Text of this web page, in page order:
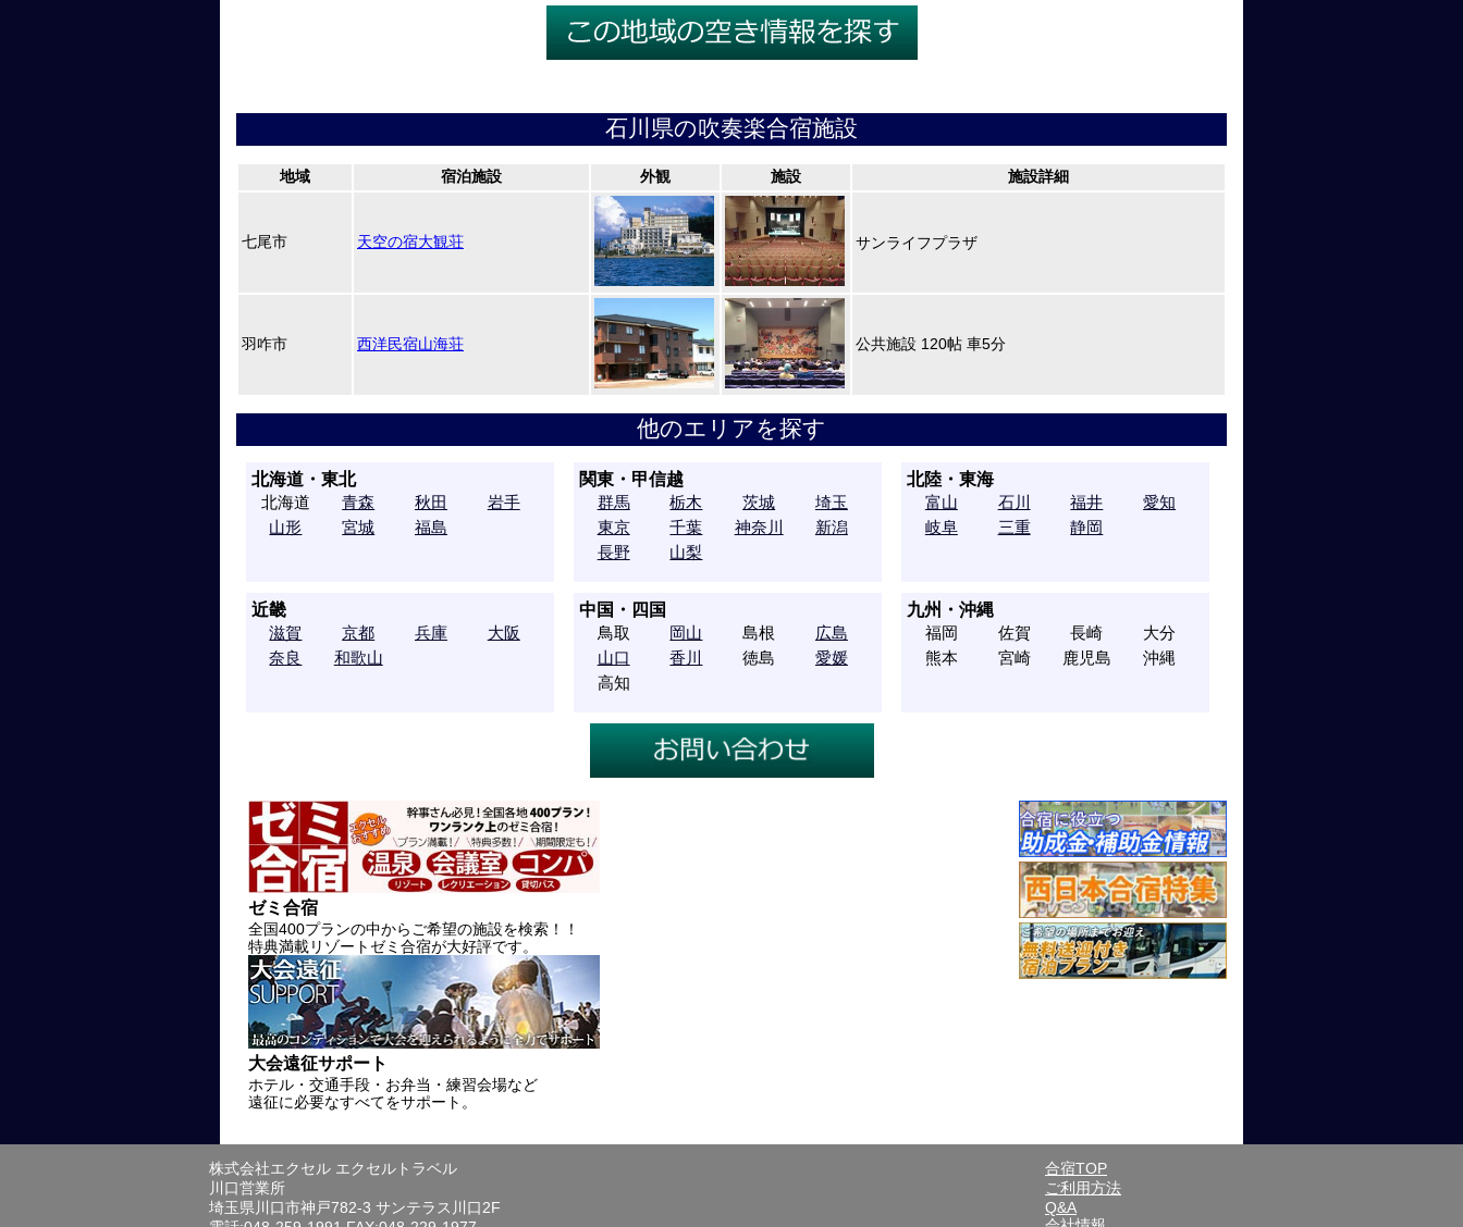
石川県の吹奏楽合宿施設
地域 宿泊施設 外観 施設 施設詳細
七尾市 天空の宿大観荘 サンライフプラザ
羽咋市 西洋民宿山海荘 公共施設 120帖 車5分
他のエリアを探す
北海道・東北
北海道 青森 秋田
岩手
山形
宮城 福島
関東・甲信越
群馬 栃木 茨城
埼玉
東京
千葉 神奈川
新潟
長野
山梨
北陸・東海
富山 石川 福井
愛知
岐阜
三重 静岡
近畿
滋賀 京都 兵庫
大阪
奈良
和歌山
中国・四国
鳥取 岡山 島根
広島
山口
香川 徳島
愛媛
高知
九州・沖縄
福岡 佐賀 長崎
大分
熊本
宮崎 鹿児島 沖縄
ゼミ合宿
全国400プランの中からご希望の施設を検索！！
特典満載リゾートゼミ合宿が大好評です。
大会遠征サポート
ホテル・交通手段・お弁当・練習会場など
遠征に必要なすべてをサポート。
株式会社エクセル エクセルトラベル
川口営業所
埼玉県川口市神戸782-3 サンテラス川口2F
合宿TOP
ご利用方法
Q&A